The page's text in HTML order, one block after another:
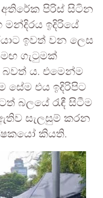
පිරිස් සිටින
ඉදිරියේ
ඉවත් වන ලෙස
ගැටුමක්
බවත් ය. එමෙන්ම
සේම එය ඉදිරිපිට
බලයේ රැඳී සිටීම
සැලසුම් කරන
කියති.